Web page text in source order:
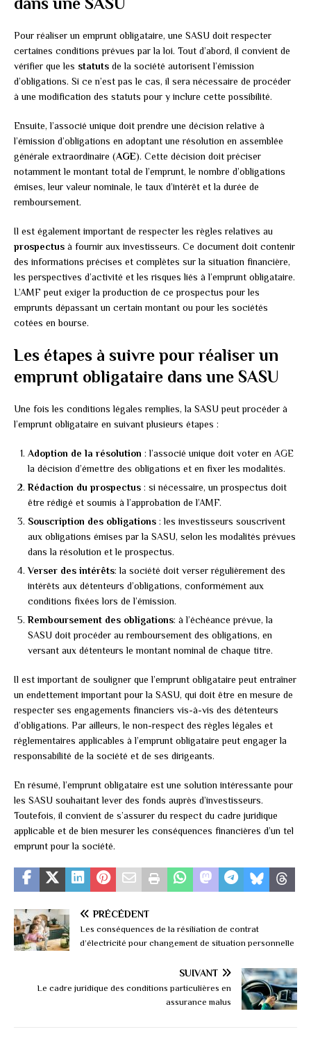
Pour réaliser un emprunt obligataire, une SASU doit respecter
certaines conditions prévues par la loi. Tout d’abord, il convient de
vérifier que les statuts de la société autorisent l’émission
d’obligations. Si ce n’est pas le cas, il sera nécessaire de procéder
à une modification des statuts pour y inclure cette possibilité.
Ensuite, l’associé unique doit prendre une décision relative à
l’émission d’obligations en adoptant une résolution en assemblée
générale extraordinaire (AGE). Cette décision doit préciser
notamment le montant total de l’emprunt, le nombre d’obligations
émises, leur valeur nominale, le taux d’intérêt et la durée de
remboursement.
Il est également important de respecter les règles relatives au
prospectus à fournir aux investisseurs. Ce document doit contenir
des informations précises et complètes sur la situation financière,
les perspectives d’activité et les risques liés à l’emprunt obligataire.
L’AMF peut exiger la production de ce prospectus pour les
emprunts dépassant un certain montant ou pour les sociétés
cotées en bourse.
Les étapes à suivre pour réaliser un
emprunt obligataire dans une SASU
Une fois les conditions légales remplies, la SASU peut procéder à
l’emprunt obligataire en suivant plusieurs étapes :
Adoption de la résolution : l’associé unique doit voter en AGE
la décision d’émettre des obligations et en fixer les modalités.
Rédaction du prospectus : si nécessaire, un prospectus doit
être rédigé et soumis à l’approbation de l’AMF.
Souscription des obligations : les investisseurs souscrivent
aux obligations émises par la SASU, selon les modalités prévues
dans la résolution et le prospectus.
Verser des intérêts: la société doit verser régulièrement des
intérêts aux détenteurs d’obligations, conformément aux
conditions fixées lors de l’émission.
Remboursement des obligations: à l’échéance prévue, la
SASU doit procéder au remboursement des obligations, en
versant aux détenteurs le montant nominal de chaque titre.
Il est important de souligner que l’emprunt obligataire peut entraîner
un endettement important pour la SASU, qui doit être en mesure de
respecter ses engagements financiers vis-à-vis des détenteurs
d’obligations. Par ailleurs, le non-respect des règles légales et
réglementaires applicables à l’emprunt obligataire peut engager la
responsabilité de la société et de ses dirigeants.
En résumé, l’emprunt obligataire est une solution intéressante pour
les SASU souhaitant lever des fonds auprès d’investisseurs.
Toutefois, il convient de s’assurer du respect du cadre juridique
applicable et de bien mesurer les conséquences financières d’un tel
emprunt pour la société.
PRÉCÉDENT
Les conséquences de la résiliation de contrat
d’électricité pour changement de situation personnelle
SUIVANT
Le cadre juridique des conditions particulières en
assurance malus